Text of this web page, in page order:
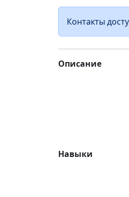
Контакты
Описание
Навыки